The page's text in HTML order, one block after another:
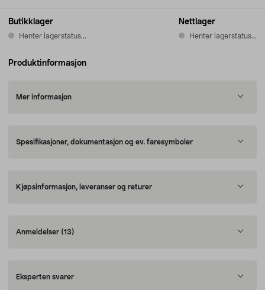
Butikklager
Henter lagerstatus...
Nettlager
Henter lagerstatus...
Produktinformasjon
Mer informasjon
Spesifikasjoner, dokumentasjon og ev. faresymboler
Kjøpsinformasjon, leveranser og returer
Anmeldelser (13)
Eksperten svarer